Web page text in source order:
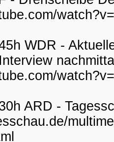
WDR -
ARD -